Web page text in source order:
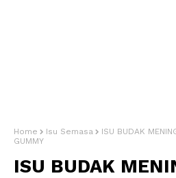
Home Isu Semasa
ISU BUDAK
GUMMY
ISU BUDAK